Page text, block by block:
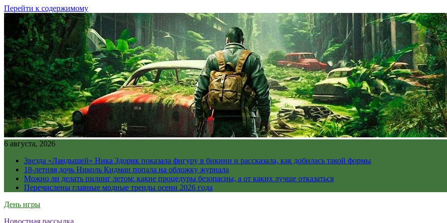
Перейти к содержимому
6 августа, 2026
Звезда «Ландышей» Ника Здорик показала фигуру в бикини и рассказала, как добилась такой формы
18-летняя дочь Николь Кидман попала на обложку журнала
Можно ли делать пилинг летом: какие процедуры безопасны, а от каких лучше отказаться
Перечислены главные модные тренды осени 2026 года
День игры
Новостная рассылка